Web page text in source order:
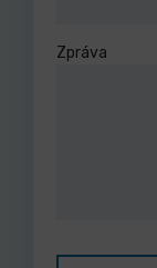
Zpráva